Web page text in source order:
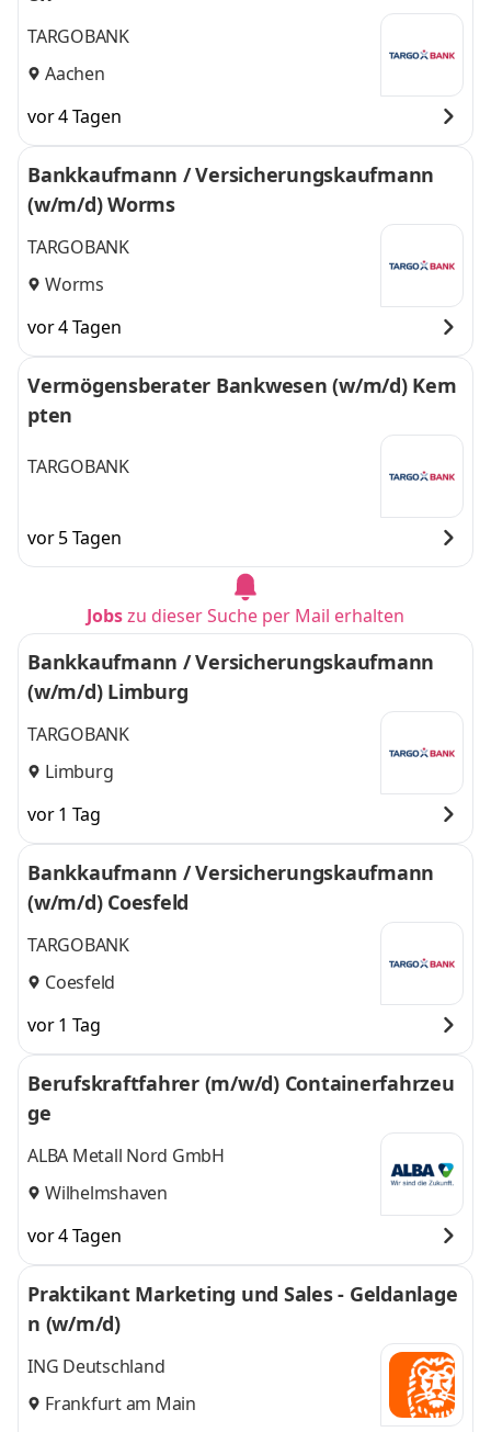
TARGOBANK
Aachen
vor 4 Tagen
Bankkaufmann / Versicherungskaufmann
(w/m/d) Worms
TARGOBANK
Worms
vor 4 Tagen
Vermögensberater Bankwesen (w/m/d) Kem
pten
TARGOBANK
vor 5 Tagen
Jobszu dieser Suche per Mail erhalten
Bankkaufmann / Versicherungskaufmann
(w/m/d) Limburg
TARGOBANK
Limburg
vor 1 Tag
Bankkaufmann / Versicherungskaufmann
(w/m/d) Coesfeld
TARGOBANK
Coesfeld
vor 1 Tag
Berufskraftfahrer (m/w/d) Containerfahrzeu
ge
ALBA Metall Nord GmbH
Wilhelmshaven
vor 4 Tagen
Praktikant Marketing und Sales - Geldanlage
n (w/m/d)
ING Deutschland
Frankfurt am Main